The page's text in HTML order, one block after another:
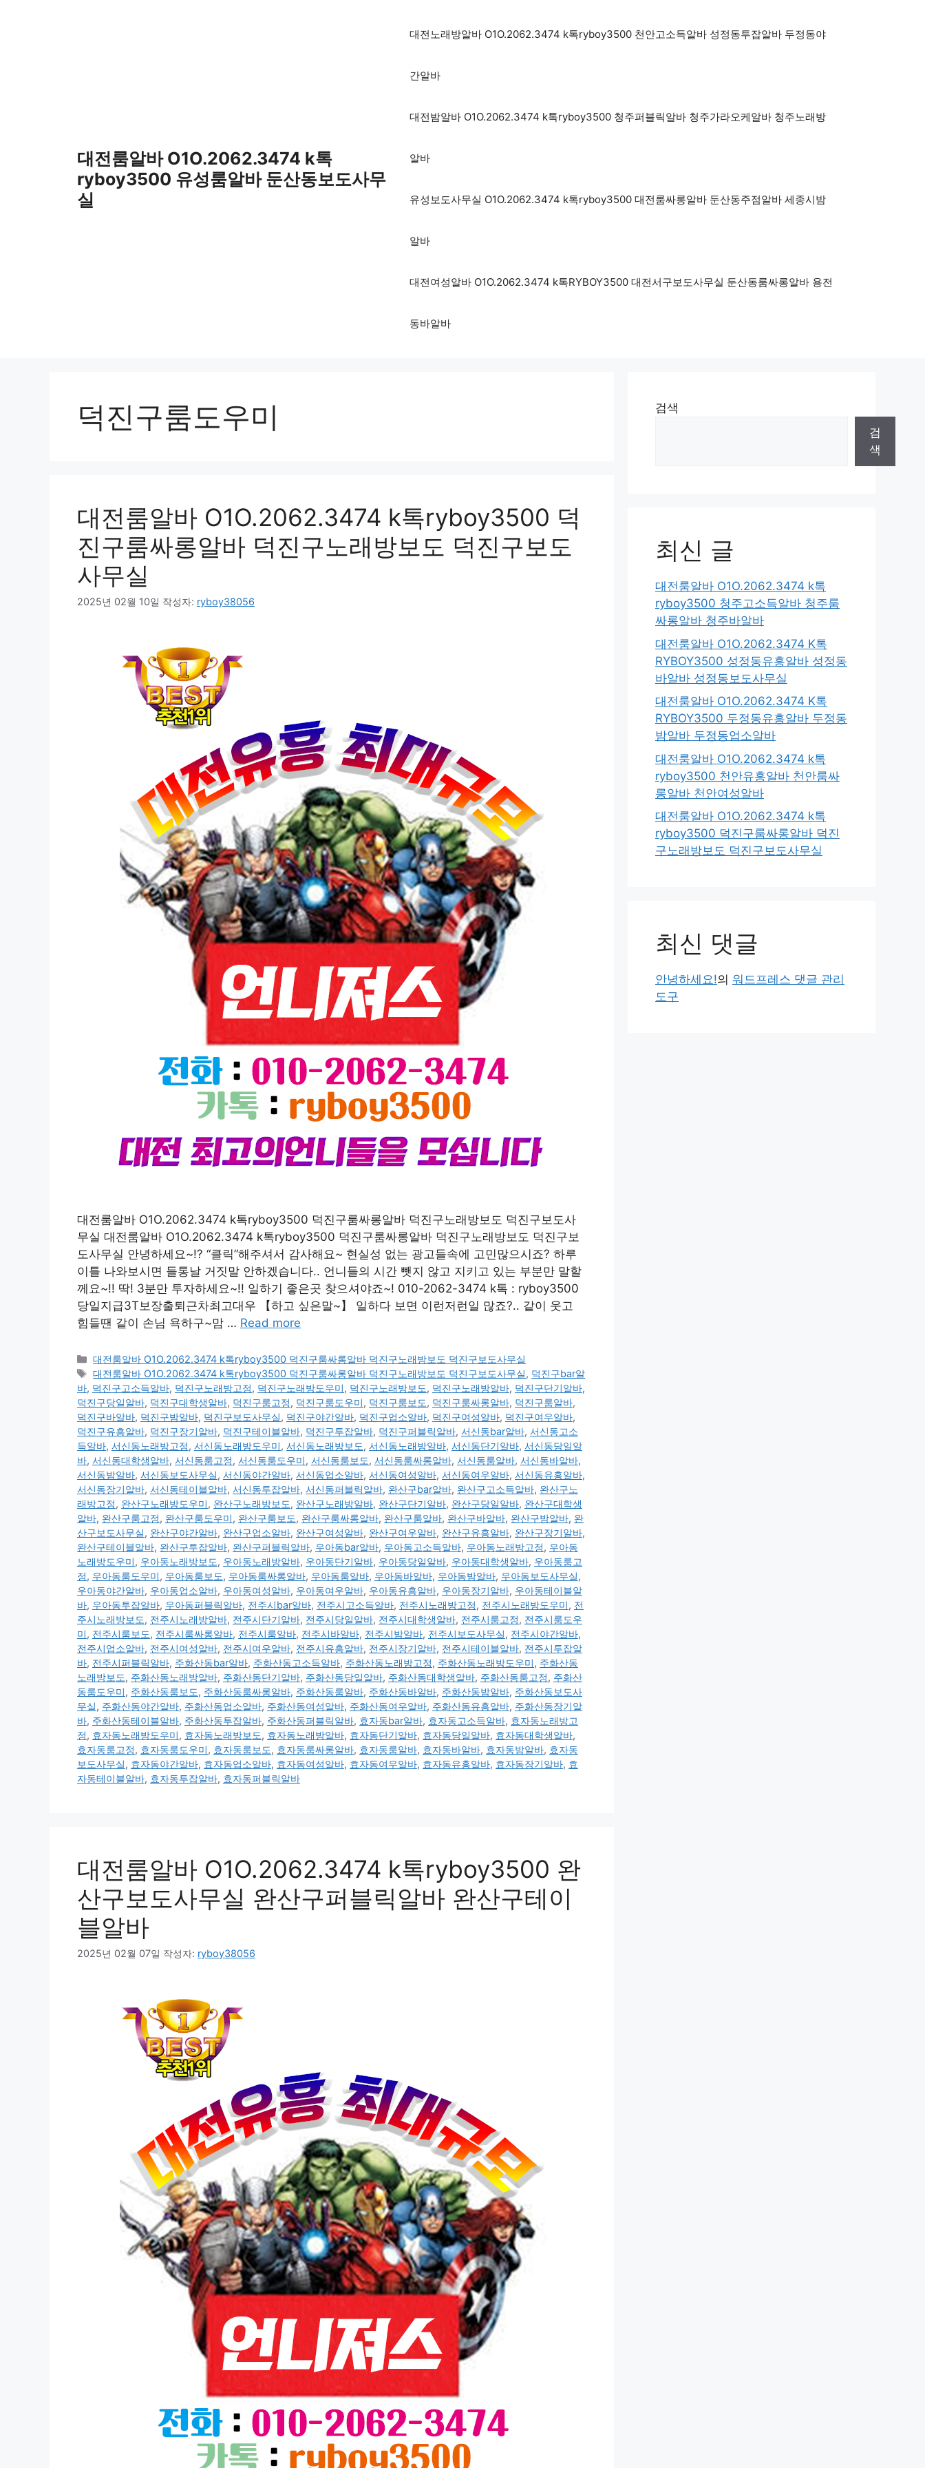
대전룸알바 O1O.2062.3474 k톡
ryboy3500 유성룸알바 둔산동보도사무
실
대전노래방알바 O1O.2062.3474 k톡ryboy3500 천안고소득알바 성정동투잡알바 두정동야
간알바
대전밤알바 O1O.2062.3474 k톡ryboy3500 청주퍼블릭알바 청주가라오케알바 청주노래방
알바
유성보도사무실 O1O.2062.3474 k톡ryboy3500 대전룸싸롱알바 둔산동주점알바 세종시밤
알바
대전여성알바 O1O.2062.3474 k톡RYBOY3500 대전서구보도사무실 둔산동룸싸롱알바 용전
동바알바
덕진구룸도우미
대전룸알바 O1O.2062.3474 k톡ryboy3500 덕
진구룸싸롱알바 덕진구노래방보도 덕진구보도
사무실
2025년 02월 10일 작성자: ryboy38056
대전룸알바 O1O.2062.3474 k톡ryboy3500 덕진구룸싸롱알바 덕진구노래방보도 덕진구보도사
무실 대전룸알바 O1O.2062.3474 k톡ryboy3500 덕진구룸싸롱알바 덕진구노래방보도 덕진구보
도사무실 안녕하세요~!? “클릭”해주셔서 감사해요~ 현실성 없는 광고들속에 고민많으시죠? 하루
이틀 나와보시면 들통날 거짓말 안하겠습니다.. 언니들의 시간 뺏지 않고 지키고 있는 부분만 말할
께요~!! 딱! 3분만 투자하세요~!! 일하기 좋은곳 찾으셔야죠~! 010-2062-3474 k톡 : ryboy3500
당일지급3T보장출퇴근차최고대우 【하고 싶은말~】 일하다 보면 이런저런일 많죠?.. 같이 웃고
힘들땐 같이 손님 욕하구~맘 … Read more
카
테
고
리
대전룸알바 O1O.2062.3474 k톡ryboy3500 덕진구룸싸롱알바 덕진구노래방보도 덕진구보도사무실
태
그
대전룸알바 O1O.2062.3474 k톡ryboy3500 덕진구룸싸롱알바 덕진구노래방보도 덕진구보도사무실, 덕진구bar알
바, 덕진구고소득알바, 덕진구노래방고정, 덕진구노래방도우미, 덕진구노래방보도, 덕진구노래방알바, 덕진구단기알바,
덕진구당일알바, 덕진구대학생알바, 덕진구룸고정, 덕진구룸도우미, 덕진구룸보도, 덕진구룸싸롱알바, 덕진구룸알바,
덕진구바알바, 덕진구밤알바, 덕진구보도사무실, 덕진구야간알바, 덕진구업소알바, 덕진구여성알바, 덕진구여우알바,
덕진구유흥알바, 덕진구장기알바, 덕진구테이블알바, 덕진구투잡알바, 덕진구퍼블릭알바, 서신동bar알바, 서신동고소
득알바, 서신동노래방고정, 서신동노래방도우미, 서신동노래방보도, 서신동노래방알바, 서신동단기알바, 서신동당일알
바, 서신동대학생알바, 서신동룸고정, 서신동룸도우미, 서신동룸보도, 서신동룸싸롱알바, 서신동룸알바, 서신동바알바,
서신동밤알바, 서신동보도사무실, 서신동야간알바, 서신동업소알바, 서신동여성알바, 서신동여우알바, 서신동유흥알바,
서신동장기알바, 서신동테이블알바, 서신동투잡알바, 서신동퍼블릭알바, 완산구bar알바, 완산구고소득알바, 완산구노
래방고정, 완산구노래방도우미, 완산구노래방보도, 완산구노래방알바, 완산구단기알바, 완산구당일알바, 완산구대학생
알바, 완산구룸고정, 완산구룸도우미, 완산구룸보도, 완산구룸싸롱알바, 완산구룸알바, 완산구바알바, 완산구밤알바, 완
산구보도사무실, 완산구야간알바, 완산구업소알바, 완산구여성알바, 완산구여우알바, 완산구유흥알바, 완산구장기알바,
완산구테이블알바, 완산구투잡알바, 완산구퍼블릭알바, 우아동bar알바, 우아동고소득알바, 우아동노래방고정, 우아동
노래방도우미, 우아동노래방보도, 우아동노래방알바, 우아동단기알바, 우아동당일알바, 우아동대학생알바, 우아동룸고
정, 우아동룸도우미, 우아동룸보도, 우아동룸싸롱알바, 우아동룸알바, 우아동바알바, 우아동밤알바, 우아동보도사무실,
우아동야간알바, 우아동업소알바, 우아동여성알바, 우아동여우알바, 우아동유흥알바, 우아동장기알바, 우아동테이블알
바, 우아동투잡알바, 우아동퍼블릭알바, 전주시bar알바, 전주시고소득알바, 전주시노래방고정, 전주시노래방도우미, 전
주시노래방보도, 전주시노래방알바, 전주시단기알바, 전주시당일알바, 전주시대학생알바, 전주시룸고정, 전주시룸도우
미, 전주시룸보도, 전주시룸싸롱알바, 전주시룸알바, 전주시바알바, 전주시밤알바, 전주시보도사무실, 전주시야간알바,
전주시업소알바, 전주시여성알바, 전주시여우알바, 전주시유흥알바, 전주시장기알바, 전주시테이블알바, 전주시투잡알
바, 전주시퍼블릭알바, 주화산동bar알바, 주화산동고소득알바, 주화산동노래방고정, 주화산동노래방도우미, 주화산동
노래방보도, 주화산동노래방알바, 주화산동단기알바, 주화산동당일알바, 주화산동대학생알바, 주화산동룸고정, 주화산
동룸도우미, 주화산동룸보도, 주화산동룸싸롱알바, 주화산동룸알바, 주화산동바알바, 주화산동밤알바, 주화산동보도사
무실, 주화산동야간알바, 주화산동업소알바, 주화산동여성알바, 주화산동여우알바, 주화산동유흥알바, 주화산동장기알
바, 주화산동테이블알바, 주화산동투잡알바, 주화산동퍼블릭알바, 효자동bar알바, 효자동고소득알바, 효자동노래방고
정, 효자동노래방도우미, 효자동노래방보도, 효자동노래방알바, 효자동단기알바, 효자동당일알바, 효자동대학생알바,
효자동룸고정, 효자동룸도우미, 효자동룸보도, 효자동룸싸롱알바, 효자동룸알바, 효자동바알바, 효자동밤알바, 효자동
보도사무실, 효자동야간알바, 효자동업소알바, 효자동여성알바, 효자동여우알바, 효자동유흥알바, 효자동장기알바, 효
자동테이블알바, 효자동투잡알바, 효자동퍼블릭알바
대전룸알바 O1O.2062.3474 k톡ryboy3500 완
산구보도사무실 완산구퍼블릭알바 완산구테이
블알바
2025년 02월 07일 작성자: ryboy38056
검색
검
색
최신 글
대전룸알바 O1O.2062.3474 k톡
ryboy3500 청주고소득알바 청주룸
싸롱알바 청주바알바
대전룸알바 O1O.2062.3474 K톡
RYBOY3500 성정동유흥알바 성정동
바알바 성정동보도사무실
대전룸알바 O1O.2062.3474 K톡
RYBOY3500 두정동유흥알바 두정동
밤알바 두정동업소알바
대전룸알바 O1O.2062.3474 k톡
ryboy3500 천안유흥알바 천안룸싸
롱알바 천안여성알바
대전룸알바 O1O.2062.3474 k톡
ryboy3500 덕진구룸싸롱알바 덕진
구노래방보도 덕진구보도사무실
최신 댓글
안녕하세요!의 워드프레스 댓글 관리
도구